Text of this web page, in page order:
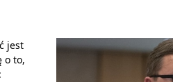
jest
o to,